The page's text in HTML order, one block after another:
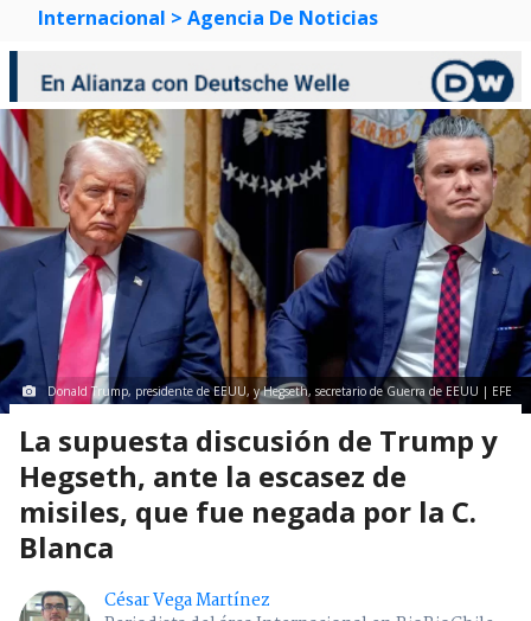
Internacional > Agencia De Noticias
Donald Trump, presidente de EEUU, y Hegseth, secretario de Guerra de EEUU | EFE
La supuesta discusión de Trump y
Hegseth, ante la escasez de
misiles, que fue negada por la C.
Blanca
César Vega Martínez